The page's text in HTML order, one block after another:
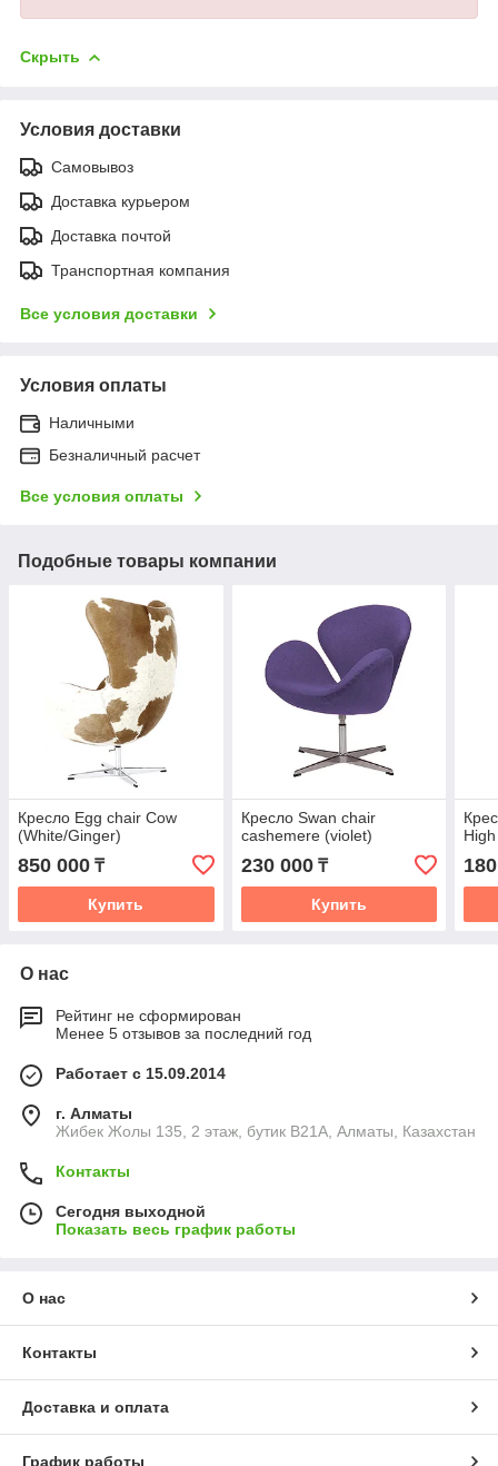
Скрыть
Условия доставки
Самовывоз
Доставка курьером
Доставка почтой
Транспортная компания
Все условия доставки
Условия оплаты
Наличными
Безналичный расчет
Все условия оплаты
Подобные товары компании
Кресло Egg chair Cow
(White/Ginger)
850 000 ₸
Купить
Кресло Swan chair
cashemere (violet)
230 000₸
Купить
О нас
Рейтинг не сформирован
Менее 5 отзывов за последний год
Работает с 15.09.2014
г. Алматы
Жибек Жолы 135, 2 этаж, бутик B21A, Алматы, Казахстан
Контакты
Сегодня выходной
Показать весь график работы
О нас
Контакты
Доставка и оплата
График работы